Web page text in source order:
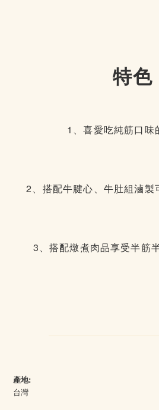
特色
1、喜愛吃純筋口味
2、搭配牛腱心、牛肚組滷製
3、搭配燉煮肉品享受半筋
產地:
台灣